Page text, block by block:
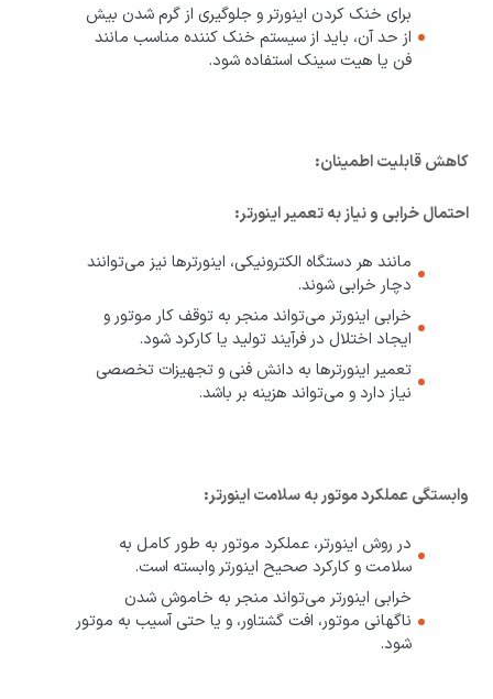
برای خنک کردن اینورتر و جلوگیری از گرم شدن بیش
از حد آن، باید از سیستم خنک کننده مناسب مانند
فن یا هیت سینک استفاده شود.
کاهش قابلیت اطمینان:
احتمال خرابی و نیاز به تعمیر اینورتر:
مانند هر دستگاه الکترونیکی، اینورترها نیز می‌توانند
دچار خرابی شوند.
خرابی اینورتر می‌تواند منجر به توقف کار موتور و
ایجاد اختلال در فرآیند تولید یا کارکرد شود.
تعمیر اینورترها به دانش فنی و تجهیزات تخصصی
نیاز دارد و می‌تواند هزینه بر باشد.
وابستگی عملکرد موتور به سلامت اینورتر:
در روش اینورتر، عملکرد موتور به طور کامل به
سلامت و کارکرد صحیح اینورتر وابسته است.
خرابی اینورتر می‌تواند منجر به خاموش شدن
ناگهانی موتور، افت گشتاور، و یا حتی آسیب به موتور
شود.